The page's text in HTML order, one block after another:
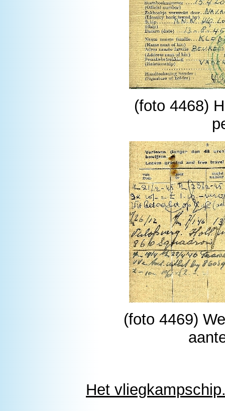
(foto 4468)
(foto 4469)
Het